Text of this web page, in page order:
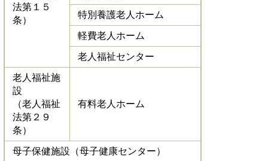
法第１５
条）
特別養護老人ホーム
軽費老人ホーム
老人福祉センター
老人福祉施
設
（老人福祉
法第２９
条）
有料老人ホーム
母子保健施設（母子健康センター）